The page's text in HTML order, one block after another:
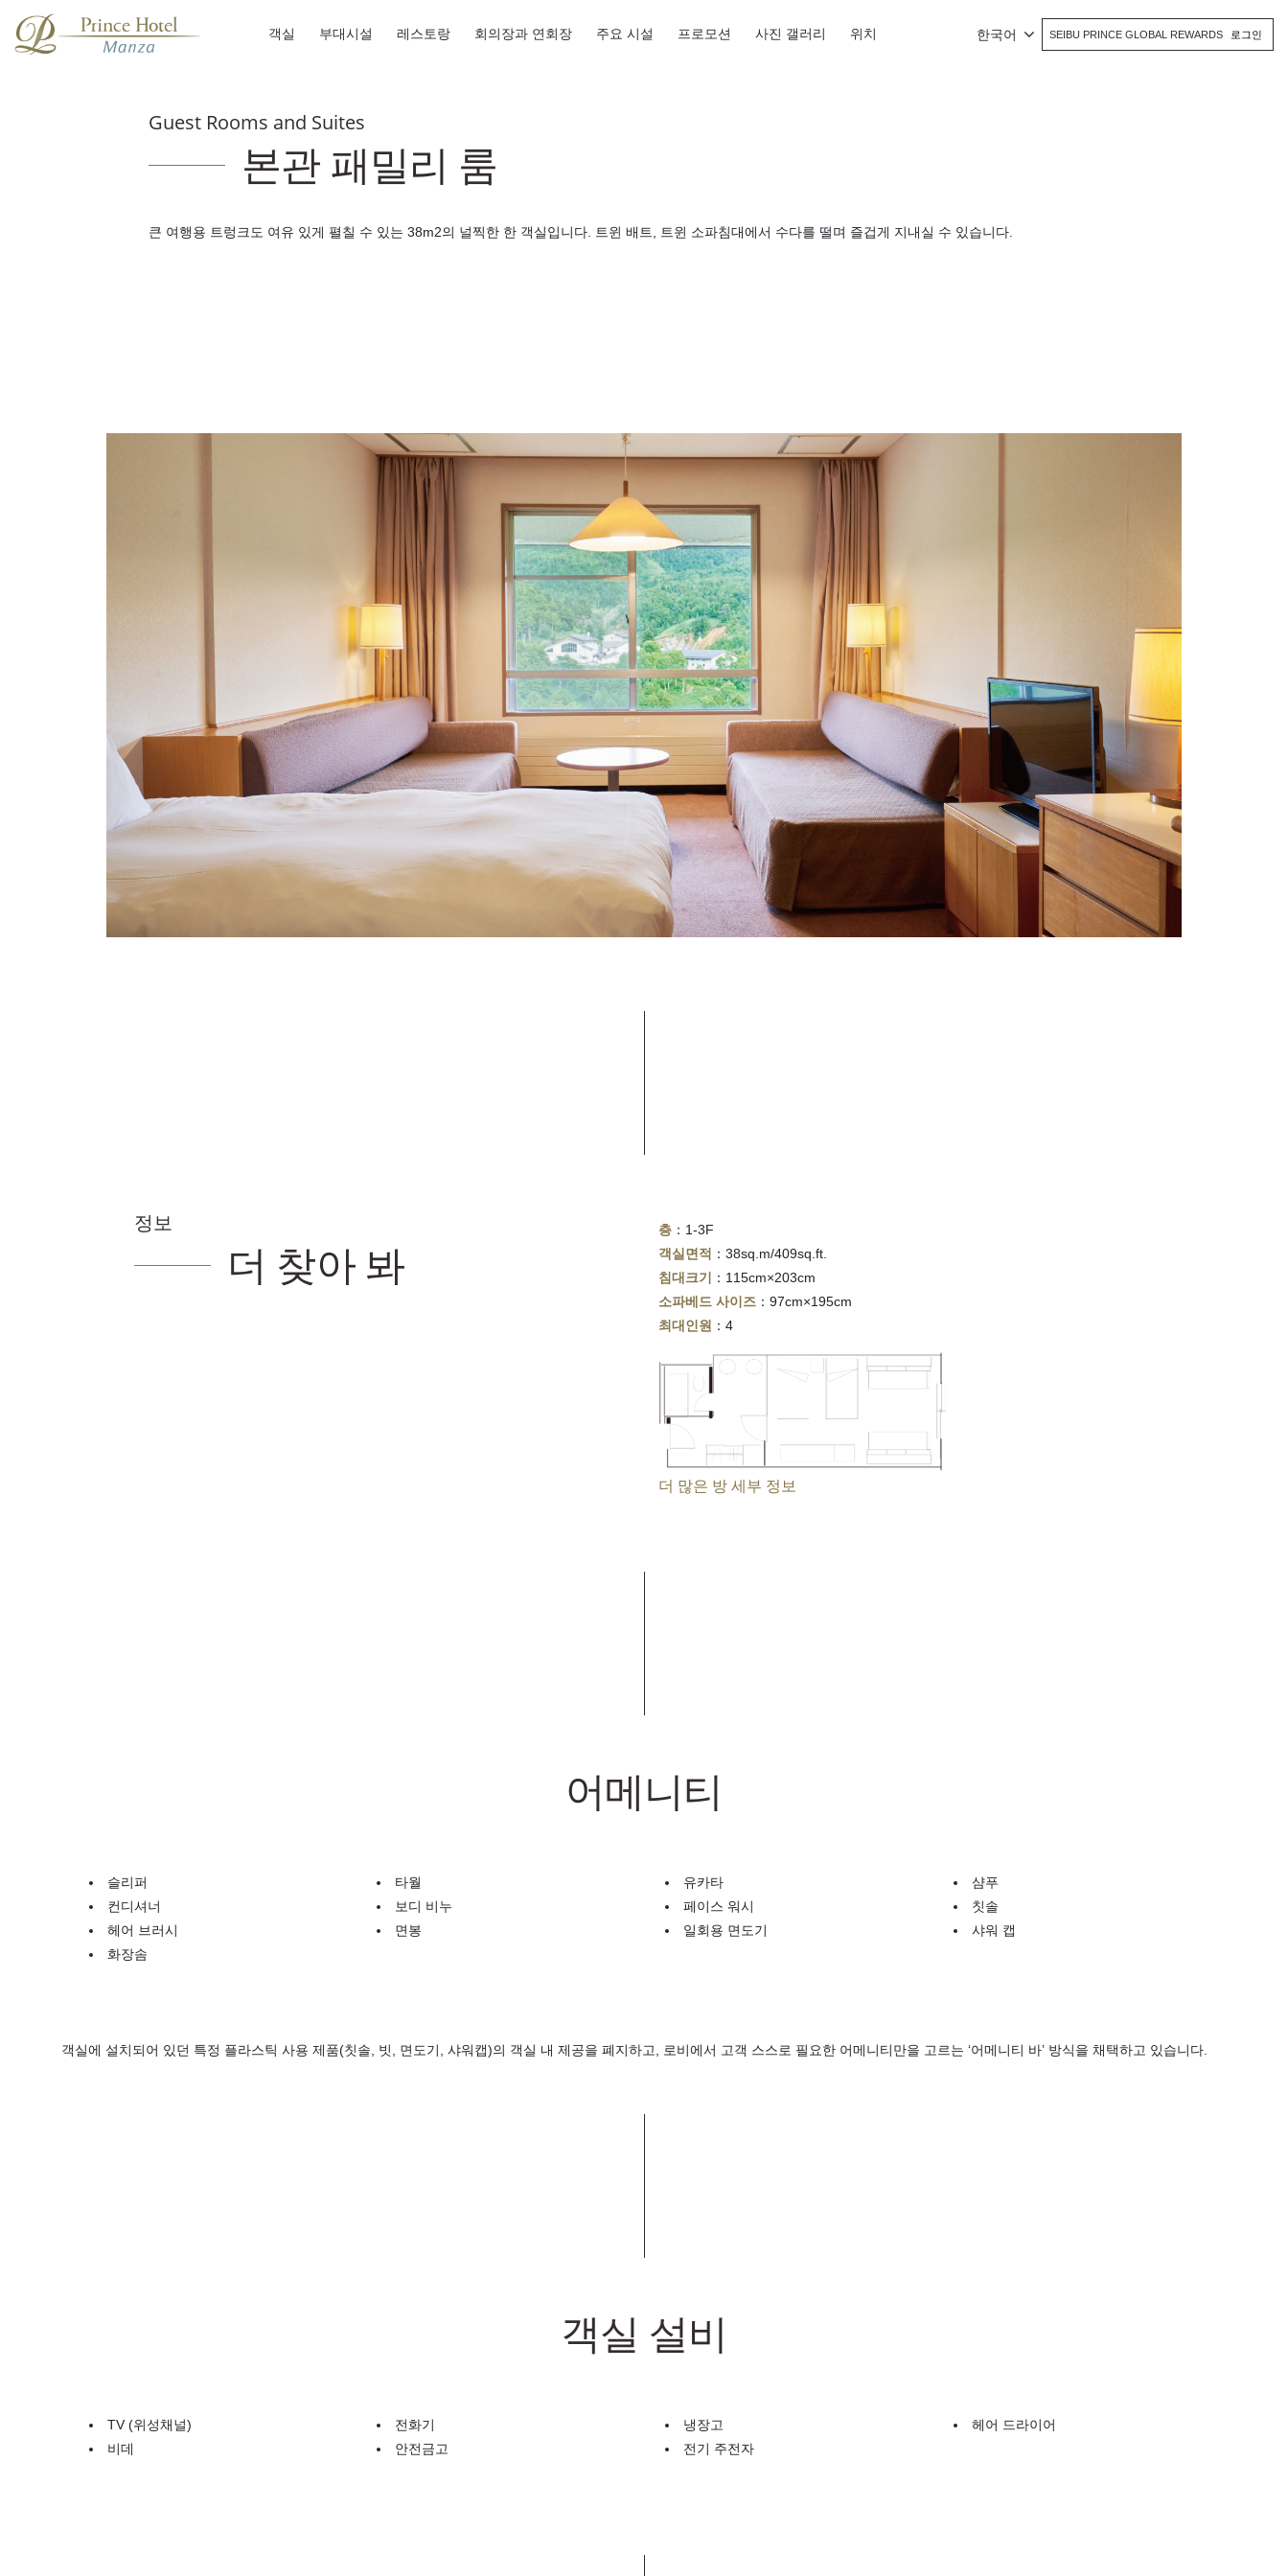
객실 부대시설 레스토랑 회의장과 연회장 주요 시설 프로모션 사진 갤러리 위치 한국어 SEIBU PRINCE GLOBAL REWARDS 로그인
Guest Rooms and Suites
본관 패밀리 룸
큰 여행용 트렁크도 여유 있게 펼칠 수 있는 38m2의 널찍한 한 객실입니다. 트윈 배트, 트윈 소파침대에서 수다를 떨며 즐겁게 지내실 수 있습니다.
정보
더 찾아 봐
층：1-3F
객실면적 ：38sq.m/409sq.ft.
침대크기
：115cm×203cm
소파베드 사이즈 ：97cm×195cm
최대인원 ：4
더 많은 방 세부 정보
어메니티
슬리퍼 타월 유카타
샴푸
컨디셔너
보디 비누 페이스 워시
칫솔
헤어 브러시
면봉 일회용 면도기
샤워 캡
화장솜
객실에 설치되어 있던 특정 플라스틱 사용 제품(칫솔, 빗, 면도기, 샤워캡)의 객실 내 제공을 폐지하고, 로비에서 고객 스스로 필요한 어메니티만을 고르는 ‘어메니티 바’ 방식을 채택하고 있습니다.
객실 설비
TV (위성채널) 전화기 냉장고
헤어 드라이어
비데
안전금고 전기 주전자